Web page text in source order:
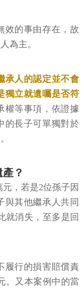
效的事由存在，故
為主。
承人的認定並不會
獨立就遺囑是否符
權等事項，依證據
的長子可單獨對於
？
，若是2位孫子因
與其他繼承人共同
就消失，至多是回
履行的損害賠償責
。又本案例中的當